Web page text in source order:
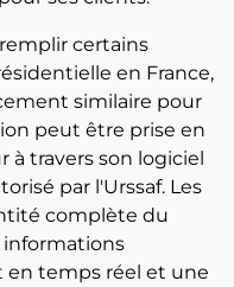
certains
en France,
similaire pour
peut être prise en
travers son logiciel
par l'Urssaf. Les
complète du
informations
en temps réel et une